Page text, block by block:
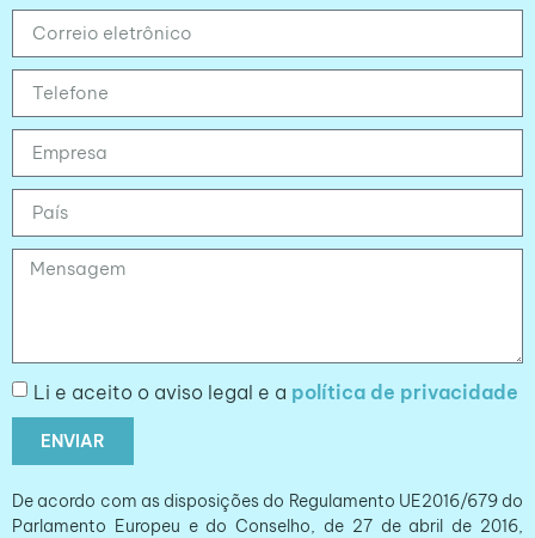
Li e aceito o aviso legal e a política de privacidade
ENVIAR
De acordo com as disposições do Regulamento UE2016/679 do
Parlamento Europeu e do Conselho, de 27 de abril de 2016,